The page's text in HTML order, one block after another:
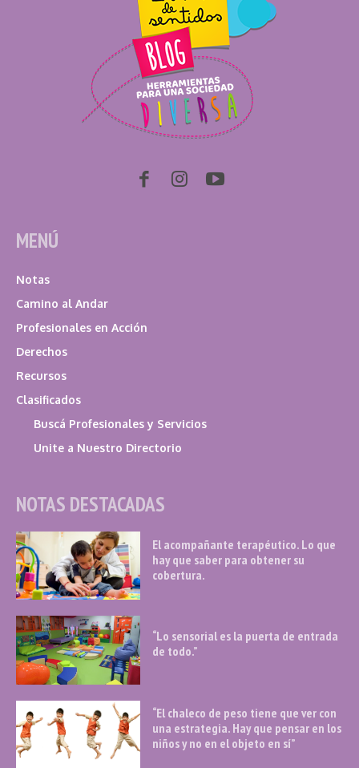
MENÚ
Notas
Camino al Andar
Profesionales en Acción
Derechos
Recursos
Clasificados
Buscá Profesionales y Servicios
Unite a Nuestro Directorio
NOTAS DESTACADAS
El acompañante terapéutico. Lo que
hay que saber para obtener su
cobertura.
“Lo sensorial es la puerta de entrada
de todo.”
“El chaleco de peso tiene que ver con
una estrategia. Hay que pensar en los
niños y no en el objeto en sí”